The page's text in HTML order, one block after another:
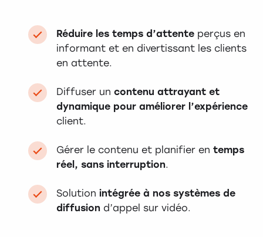
Réduire les temps d’attente perçus en
informant et en divertissant les clients
en attente.
Diffuser un contenu attrayant et
dynamique pour améliorer l’expérience
client.
Gérer le contenu et planifier en temps
réel, sans interruption.
Solution intégrée à nos systèmes de
diffusion d’appel sur vidéo.